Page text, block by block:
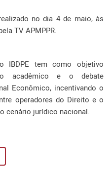
no dia 4 de maio, às
TV APMPPR.
IBDPE tem como objetivo
acadêmico e o debate
Econômico, incentivando o
operadores do Direito e o
cenário jurídico nacional.